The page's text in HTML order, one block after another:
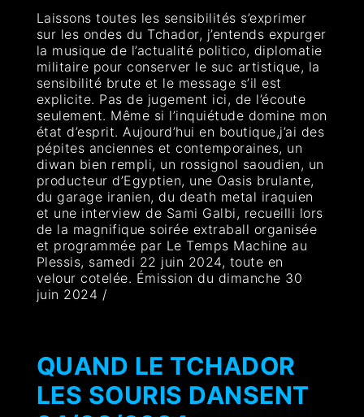
Laissons toutes les sensibilités s’exprimer
sur les ondes du Tchador, j’entends expurger
la musique de l’actualité politico, diplomatie
militaire pour conserver le suc artistique, la
sensibilité brute et le message s’il est
explicite. Pas de jugement ici, de l’écoute
seulement. Même si l’inquiétude domine mon
état d’esprit. Aujourd’hui en boutique,j’ai des
pépites anciennes et contemporaines, un
diwan bien rempli, un rossignol saoudien, un
producteur d’Egyptien, une Oasis brulante,
du garage iranien, du death metal iraquien
et une interview de Sami Galbi, recueilli lors
de la magnifique soirée extraball organisée
et programmée par Le Temps Machine au
Plessis, samedi 22 juin 2024, toute en
velour cotelée. Émission du dimanche 30
juin 2024 /
QUAND LE TCHADOR
LES SOURIS DANSENT